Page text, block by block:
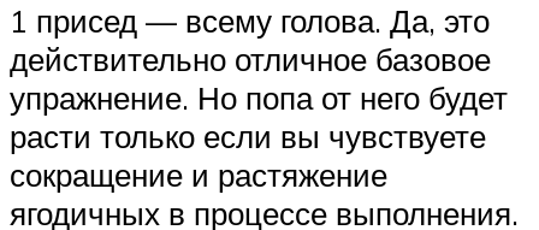
1 присед — всему голова. Да, это
действительно отличное базовое
упражнение. Но попа от него будет
расти только если вы чувствуете
сокращение и растяжение
ягодичных в процессе выполнения.